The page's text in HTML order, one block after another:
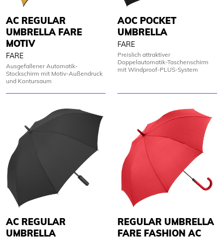
AC REGULAR
UMBRELLA FARE
MOTIV
FARE
Ausgefallener Automatik-
Stockschirm mit Motiv-Außendruck
und Kontursaum
AOC POCKET
UMBRELLA
FARE
Preislich attraktiver
Doppelautomatik-Taschenschirm
mit Windproof-PLUS-System
AC REGULAR
UMBRELLA
REGULAR UMBRELLA
FARE FASHION AC